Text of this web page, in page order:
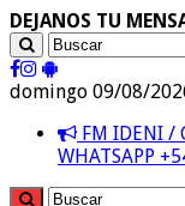
DEJANOS TU
domingo 09/08/
FM IDENI /
WHATSAPP